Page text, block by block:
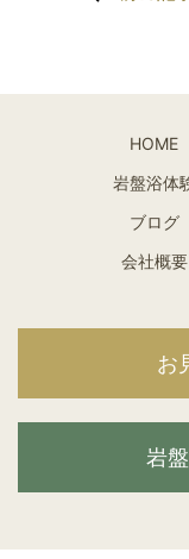
HOME
岩盤浴体
ブログ
会社概要
お
岩